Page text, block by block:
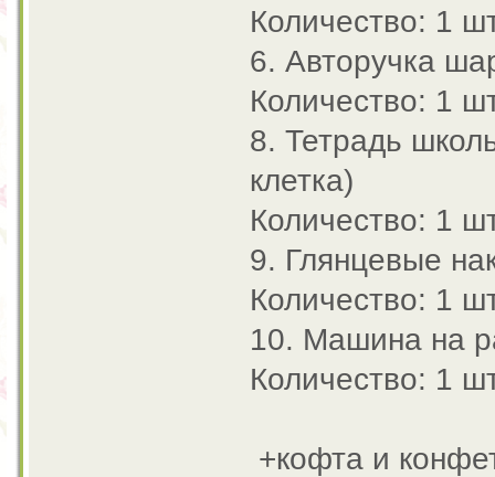
Количество: 1
6. Авторучка
Количество: 1
8. Тетрадь
клетка)
Количество: 1
9. Глянцевые
Количество: 1
10. Машина на
Количество: 1
+кофта и